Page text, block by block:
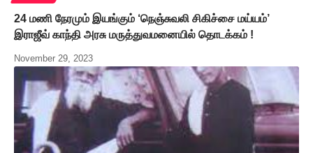
24 மணி நேரமும் இயங்கும் ‘நெஞ்சுவலி சிகிச்சை மய்யம்’
இராஜீவ் காந்தி அரசு மருத்துவமனையில் தொடக்கம் !
November 29, 2023